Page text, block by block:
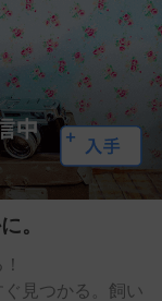
。
見つかる。飼い